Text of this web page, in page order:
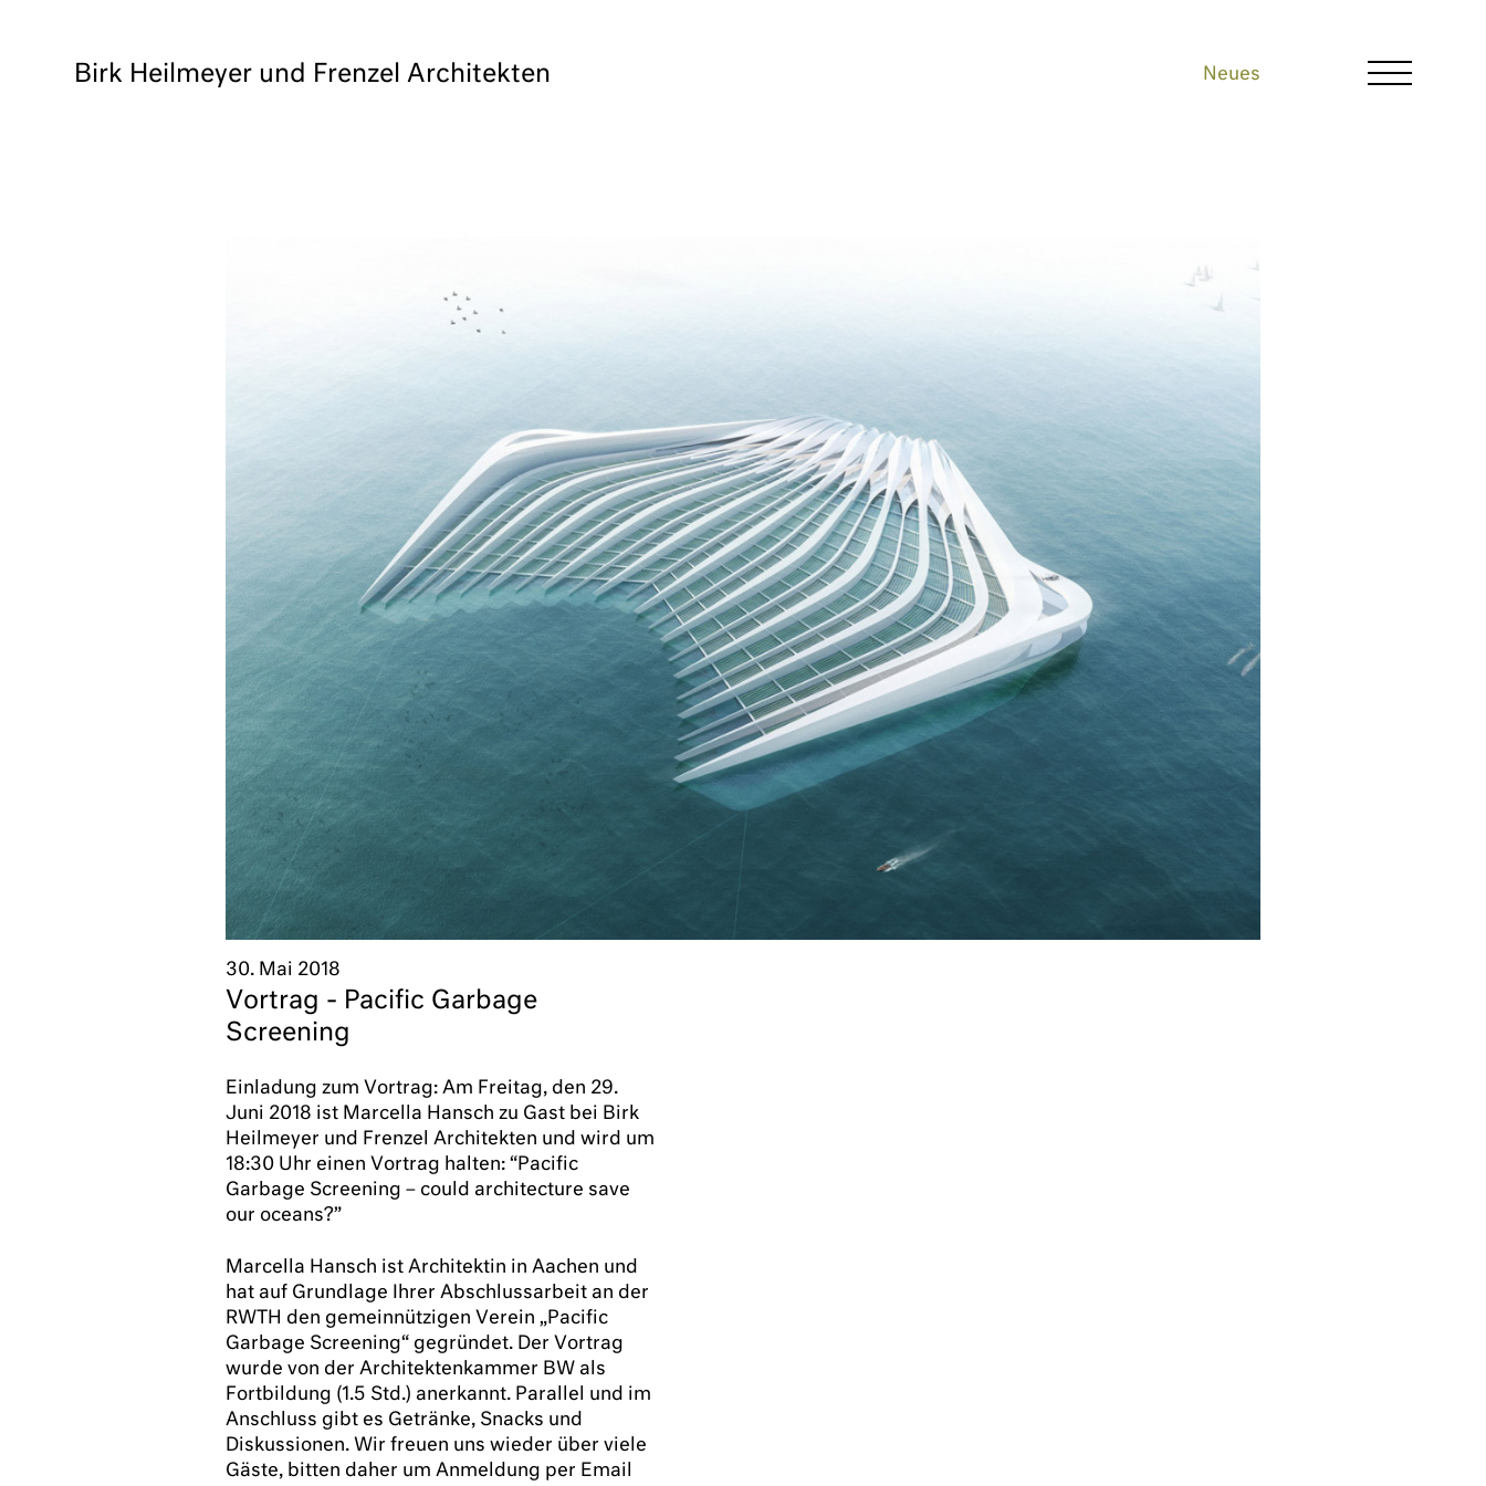
Birk Heilmeyer und Frenzel Architekten Neues
HolzbauBüro KontaktEN
30. Mai 2018
Vortrag - Pacific Garbage
Screening
Einladung zum Vortrag: Am Freitag, den 29.
Juni 2018 ist Marcella Hansch zu Gast bei Birk
Heilmeyer und Frenzel Architekten und wird um
18:30 Uhr einen Vortrag halten: “Pacific
Garbage Screening – could architecture save
our oceans?”
Marcella Hansch ist Architektin in Aachen und
hat auf Grundlage Ihrer Abschlussarbeit an der
RWTH den gemeinnützigen Verein „Pacific
Garbage Screening“ gegründet. Der Vortrag
wurde von der Architektenkammer BW als
Fortbildung (1.5 Std.) anerkannt. Parallel und im
Anschluss gibt es Getränke, Snacks und
Diskussionen. Wir freuen uns wieder über viele
Gäste, bitten daher um Anmeldung per Email